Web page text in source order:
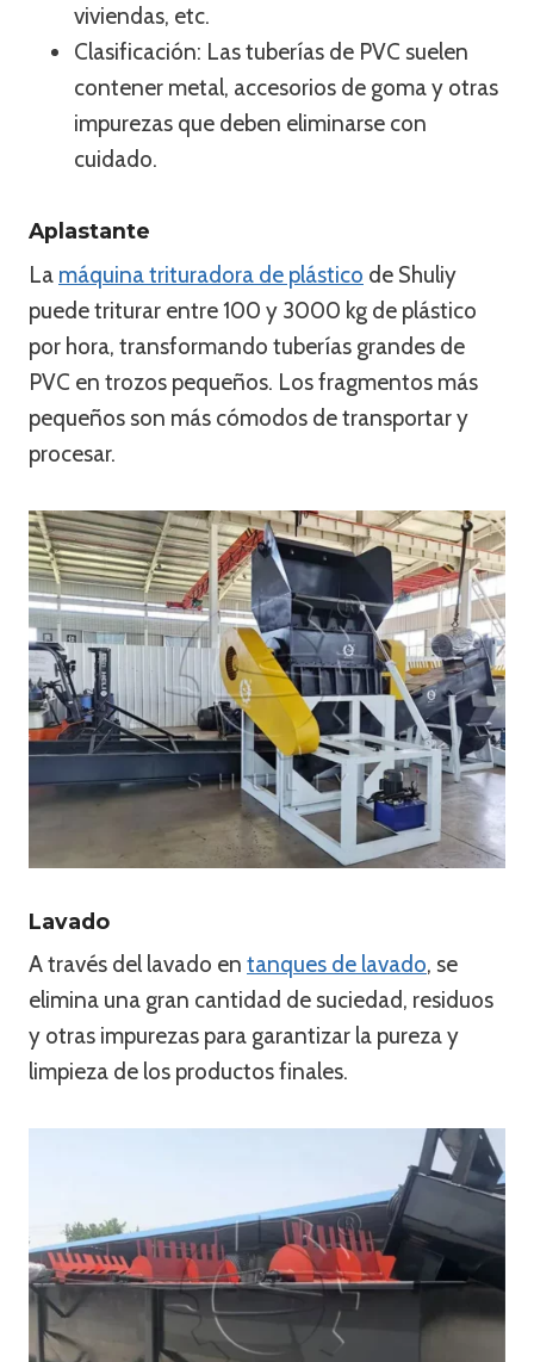
viviendas, etc.
Clasificación: Las tuberías de PVC suelen
contener metal, accesorios de goma y otras
impurezas que deben eliminarse con
cuidado.
Aplastante
La máquina trituradora de plástico de Shuliy
puede triturar entre 100 y 3000 kg de plástico
por hora, transformando tuberías grandes de
PVC en trozos pequeños. Los fragmentos más
pequeños son más cómodos de transportar y
procesar.
Lavado
A través del lavado en tanques de lavado, se
elimina una gran cantidad de suciedad, residuos
y otras impurezas para garantizar la pureza y
limpieza de los productos finales.